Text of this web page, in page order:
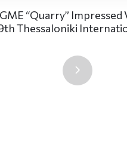
“Quarry” Impressed
Thessaloniki